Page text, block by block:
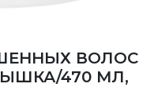
ВОЛОС
470 МЛ,